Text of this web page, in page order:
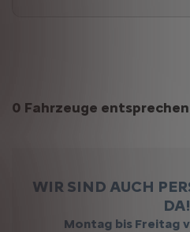
Suchergebnisse
0 Fahrzeuge
WIR SIND AUCH
DA!
Montag bis Freitag